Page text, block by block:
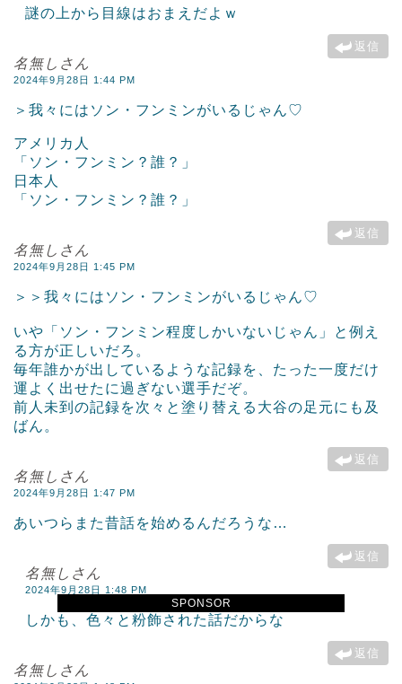
SPONSOR
謎の上から目線はおまえだよｗ
返信
名無しさん
2024年9月28日 1:44 PM
＞我々にはソン・フンミンがいるじゃん♡
アメリカ人
「ソン・フンミン？誰？」
日本人
「ソン・フンミン？誰？」
返信
名無しさん
2024年9月28日 1:45 PM
＞＞我々にはソン・フンミンがいるじゃん♡
いや「ソン・フンミン程度しかいないじゃん」と例え
る方が正しいだろ。
毎年誰かが出しているような記録を、たった一度だけ
運よく出せたに過ぎない選手だぞ。
前人未到の記録を次々と塗り替える大谷の足元にも及
ばん。
返信
名無しさん
2024年9月28日 1:47 PM
あいつらまた昔話を始めるんだろうな…
返信
名無しさん
2024年9月28日 1:48 PM
しかも、色々と粉飾された話だからな
返信
名無しさん